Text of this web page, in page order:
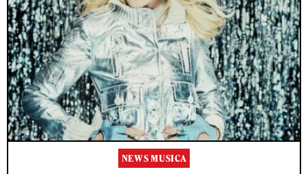
NEWS MUSICA